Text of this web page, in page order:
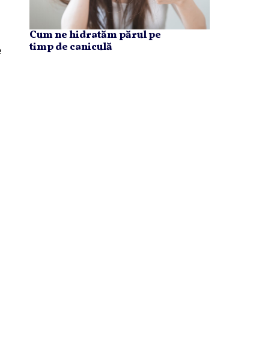
Cum ne hidratăm părul pe
timp de caniculă